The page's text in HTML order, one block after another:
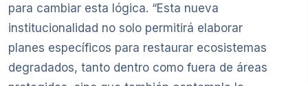
para cambiar esta lógica. “Esta nueva
institucionalidad no solo permitirá elaborar
planes específicos para restaurar ecosistemas
degradados, tanto dentro como fuera de áreas